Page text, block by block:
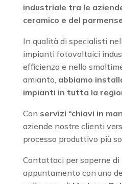
industriale tra le
ceramico e del
In qualità di specialisti
impianti fotovoltaici
efficienza e nello
amianto, abbiamo
impianti in tutta la
Con servizi “chiavi in
aziende nostre clienti
processo produttivo più
Contattaci per saperne di
appuntamento con uno